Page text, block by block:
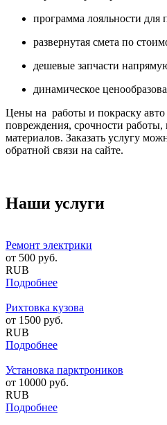
программа лояльности для
развернутая смета по
дешевые запчасти
динамическое
Цены на работы и покраску авто
повреждения, срочности
материалов. Заказать услугу
обратной связи на сайте.
Наши услуги
Ремонт электрики
от 500 руб.
RUB
Подробнее
Рихтовка кузова
от 1500 руб.
RUB
Подробнее
Установка парктроников
от 10000 руб.
RUB
Подробнее